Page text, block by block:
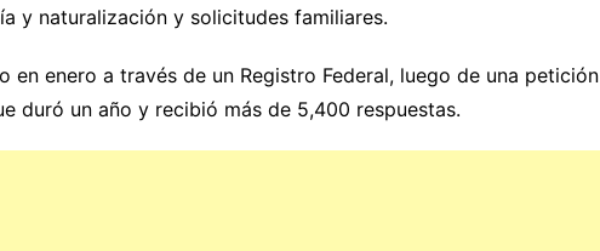
y naturalización y solicitudes familiares.
en enero a través de un Registro Federal, luego de una petición
duró un año y recibió más de 5,400 respuestas.